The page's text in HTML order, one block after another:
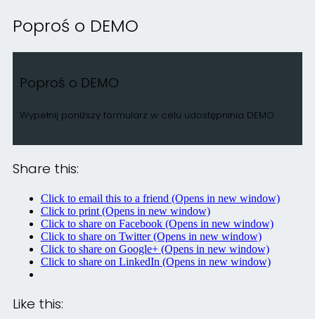
Poproś o DEMO
Poproś o DEMO
Wypełnij poniższy formularz w celu udostępninia DEMO
Share this:
Click to email this to a friend (Opens in new window)
Click to print (Opens in new window)
Click to share on Facebook (Opens in new window)
Click to share on Twitter (Opens in new window)
Click to share on Google+ (Opens in new window)
Click to share on LinkedIn (Opens in new window)
Like this: